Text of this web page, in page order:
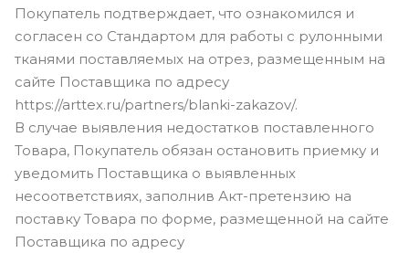
Покупатель подтверждает, что ознакомился и
согласен со Стандартом для работы с рулонными
тканями поставляемых на отрез, размещенным на
сайте Поставщика по адресу
https://arttex.ru/partners/blanki-zakazov/.
В случае выявления недостатков поставленного
Товара, Покупатель обязан остановить приемку и
уведомить Поставщика о выявленных
несоответствиях, заполнив Акт-претензию на
поставку Товара по форме, размещенной на сайте
Поставщика по адресу